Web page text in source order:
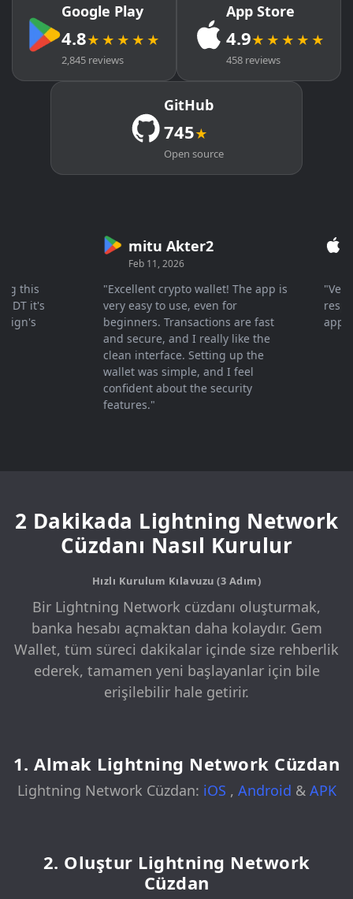
Google Play
4.8★★★★★
2,845 reviews
App Store
4.9★★★★★
458 reviews
GitHub
745★
Open source
this
it's
mitu Akter2
Feb 11, 2026
"Excellent crypto wallet! The app is
very easy to use, even for
beginners. Transactions are fast
and secure, and I really like the
clean interface. Setting up the
wallet was simple, and I feel
confident about the security
features."
"Very
2 Dakikada Lightning Network
Cüzdanı Nasıl Kurulur
Hızlı Kurulum Kılavuzu (3 Adım)
Bir Lightning Network cüzdanı oluşturmak,
banka hesabı açmaktan daha kolaydır. Gem
Wallet, tüm süreci dakikalar içinde size rehberlik
ederek, tamamen yeni başlayanlar için bile
erişilebilir hale getirir.
1. Almak Lightning Network Cüzdan
Lightning Network Cüzdan: iOS , Android & APK
2. Oluştur Lightning Network
Cüzdan